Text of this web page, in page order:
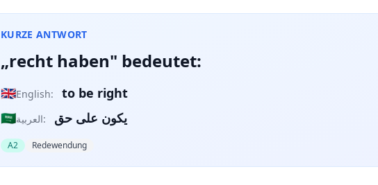
KURZE ANTWORT
„recht haben" bedeutet:
🇬🇧English:
to be right
🇸🇦
العربية: يكون على حق
A2 Redewendung